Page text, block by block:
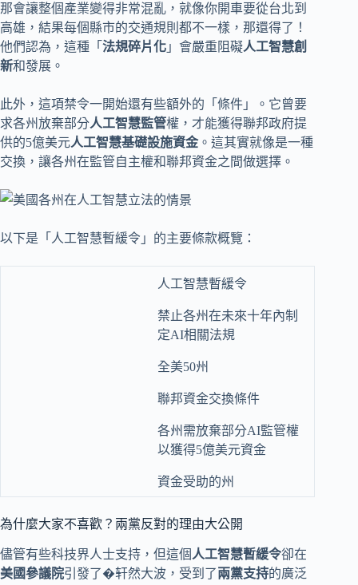
那會讓整個產業變得非常混亂，就像你開車要從台北到
高雄，結果每個縣市的交通規則都不一樣，那還得了！
他們認為，這種「 法規碎片化 」會嚴重阻礙人工智慧創
新和發展。
此外，這項禁令一開始還有些額外的「條件」。它曾要
求各州放棄部分人工智慧監管權，才能獲得聯邦政府提
供的5億美元人工智慧基礎設施資金 。這其實就像是一種
交換，讓各州在監管自主權和聯邦資金之間做選擇。
以下是「人工智慧暫緩令」的主要條款概覽：
人工智慧暫緩令
禁止各州在未來十年內制
定AI相關法規
全美50州
聯邦資金交換條件
各州需放棄部分AI監管權
以獲得5億美元資金
資金受助的州
為什麼大家不喜歡？兩黨反對的理由大公開
儘管有些科技界人士支持，但這個 人工智慧暫緩令卻在
美國參議院引發了�轩然大波，受到了兩黨支持的廣泛